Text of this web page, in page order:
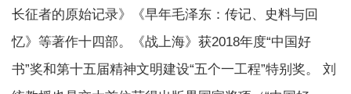
长征者的原始记录》《早年毛泽东：传记、史料与回
忆》等著作十四部。《战上海》获2018年度“中国好
书”奖和第十五届精神文明建设“五个一工程”特别奖。 刘